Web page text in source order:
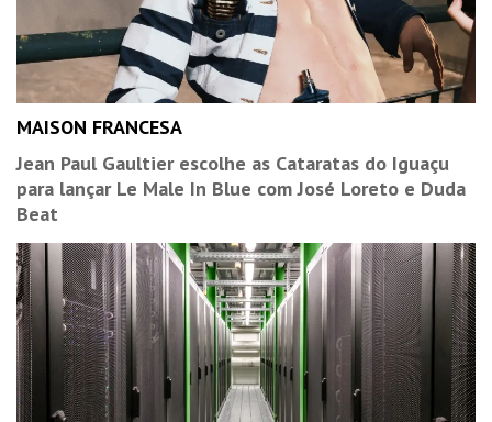
MAISON FRANCESA
Jean Paul Gaultier escolhe as Cataratas do Iguaçu
para lançar Le Male In Blue com José Loreto e Duda
Beat